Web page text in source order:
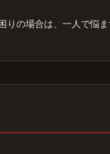
りの場合は、一人で悩